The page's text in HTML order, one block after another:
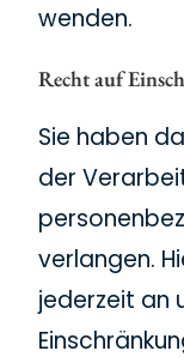
wenden.
Recht auf
Sie haben
der
verlangen.
jederzeit an